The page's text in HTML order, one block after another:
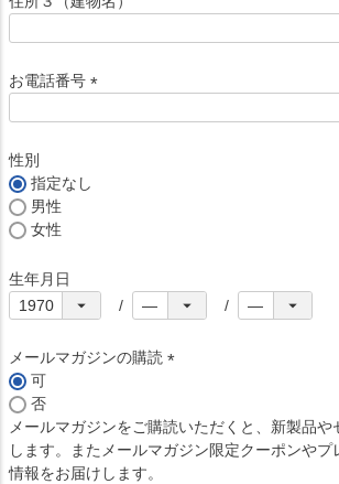
)
お電話番号
性別
指定なし
男性
女性
生年月日
メールマガジンの購読
須
)
可
否
メールマガジンをご購読いただくと、新製品や
します。またメールマガジン限定クーポンやプ
情報をお届けします。